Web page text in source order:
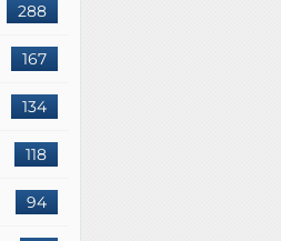
288
167
134
118
94